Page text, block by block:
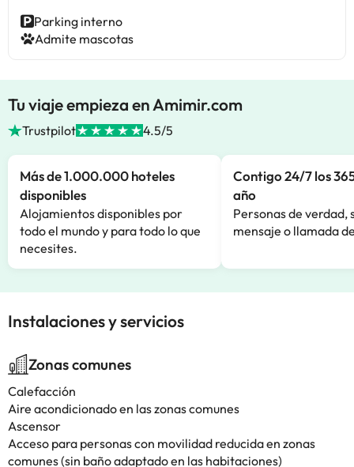
Parking interno
Admite mascotas
Tu viaje empieza en Amimir.com
Trustpilot 4.5/5
Más de 1.000.000 hoteles
disponibles
Alojamientos disponibles por
todo el mundo y para todo lo que
necesites.
Contigo 24/7 los
año
Personas de verdad,
mensaje o llamada
Instalaciones y servicios
Zonas comunes
Calefacción
Aire acondicionado en las zonas comunes
Ascensor
Acceso para personas con movilidad reducida en zonas
comunes (sin baño adaptado en las habitaciones)